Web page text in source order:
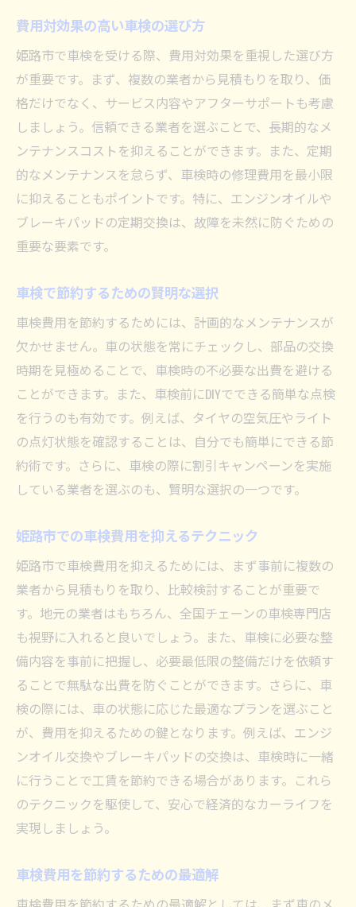
費用対効果の高い車検の選び方
姫路市で車検を受ける際、費用対効果を重視した選び方
が重要です。まず、複数の業者から見積もりを取り、価
格だけでなく、サービス内容やアフターサポートも考慮
しましょう。信頼できる業者を選ぶことで、長期的なメ
ンテナンスコストを抑えることができます。また、定期
的なメンテナンスを怠らず、車検時の修理費用を最小限
に抑えることもポイントです。特に、エンジンオイルや
ブレーキパッドの定期交換は、故障を未然に防ぐための
重要な要素です。
車検で節約するための賢明な選択
車検費用を節約するためには、計画的なメンテナンスが
欠かせません。車の状態を常にチェックし、部品の交換
時期を見極めることで、車検時の不必要な出費を避ける
ことができます。また、車検前にDIYでできる簡単な点検
を行うのも有効です。例えば、タイヤの空気圧やライト
の点灯状態を確認することは、自分でも簡単にできる節
約術です。さらに、車検の際に割引キャンペーンを実施
している業者を選ぶのも、賢明な選択の一つです。
姫路市での車検費用を抑えるテクニック
姫路市で車検費用を抑えるためには、まず事前に複数の
業者から見積もりを取り、比較検討することが重要で
す。地元の業者はもちろん、全国チェーンの車検専門店
も視野に入れると良いでしょう。また、車検に必要な整
備内容を事前に把握し、必要最低限の整備だけを依頼す
ることで無駄な出費を防ぐことができます。さらに、車
検の際には、車の状態に応じた最適なプランを選ぶこと
が、費用を抑えるための鍵となります。例えば、エンジ
ンオイル交換やブレーキパッドの交換は、車検時に一緒
に行うことで工賃を節約できる場合があります。これら
のテクニックを駆使して、安心で経済的なカーライフを
実現しましょう。
車検費用を節約するための最適解